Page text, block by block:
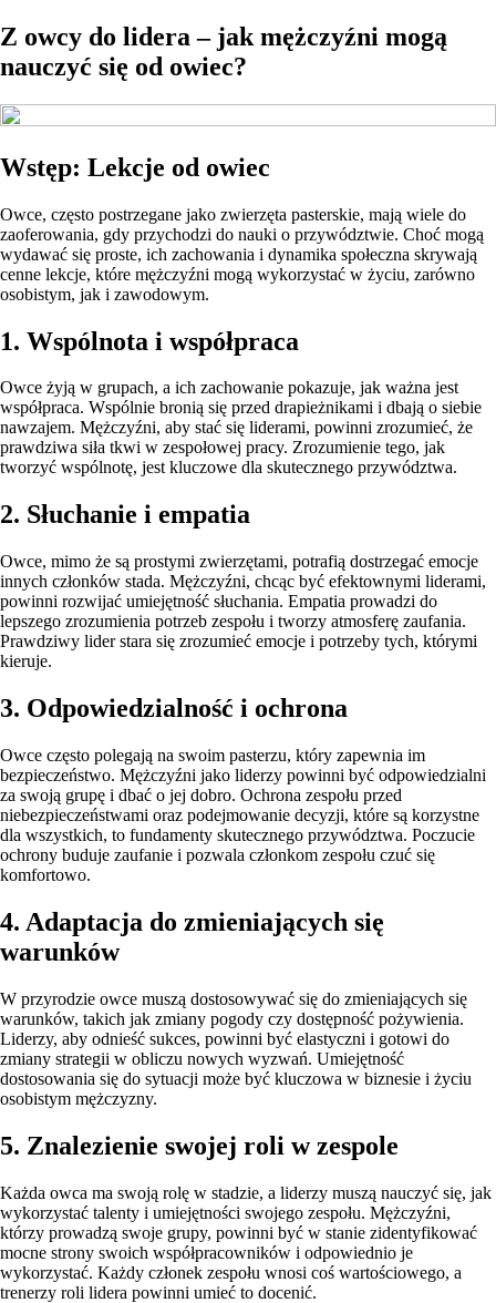
Z owcy do lidera – jak mężczyźni mogą
nauczyć się od owiec?
Wstęp: Lekcje od owiec
Owce, często postrzegane jako zwierzęta pasterskie, mają wiele do
zaoferowania, gdy przychodzi do nauki o przywództwie. Choć mogą
wydawać się proste, ich zachowania i dynamika społeczna skrywają
cenne lekcje, które mężczyźni mogą wykorzystać w życiu, zarówno
osobistym, jak i zawodowym.
1. Wspólnota i współpraca
Owce żyją w grupach, a ich zachowanie pokazuje, jak ważna jest
współpraca. Wspólnie bronią się przed drapieżnikami i dbają o siebie
nawzajem. Mężczyźni, aby stać się liderami, powinni zrozumieć, że
prawdziwa siła tkwi w zespołowej pracy. Zrozumienie tego, jak
tworzyć wspólnotę, jest kluczowe dla skutecznego przywództwa.
2. Słuchanie i empatia
Owce, mimo że są prostymi zwierzętami, potrafią dostrzegać emocje
innych członków stada. Mężczyźni, chcąc być efektownymi liderami,
powinni rozwijać umiejętność słuchania. Empatia prowadzi do
lepszego zrozumienia potrzeb zespołu i tworzy atmosferę zaufania.
Prawdziwy lider stara się zrozumieć emocje i potrzeby tych, którymi
kieruje.
3. Odpowiedzialność i ochrona
Owce często polegają na swoim pasterzu, który zapewnia im
bezpieczeństwo. Mężczyźni jako liderzy powinni być odpowiedzialni
za swoją grupę i dbać o jej dobro. Ochrona zespołu przed
niebezpieczeństwami oraz podejmowanie decyzji, które są korzystne
dla wszystkich, to fundamenty skutecznego przywództwa. Poczucie
ochrony buduje zaufanie i pozwala członkom zespołu czuć się
komfortowo.
4. Adaptacja do zmieniających się
warunków
W przyrodzie owce muszą dostosowywać się do zmieniających się
warunków, takich jak zmiany pogody czy dostępność pożywienia.
Liderzy, aby odnieść sukces, powinni być elastyczni i gotowi do
zmiany strategii w obliczu nowych wyzwań. Umiejętność
dostosowania się do sytuacji może być kluczowa w biznesie i życiu
osobistym mężczyzny.
5. Znalezienie swojej roli w zespole
Każda owca ma swoją rolę w stadzie, a liderzy muszą nauczyć się, jak
wykorzystać talenty i umiejętności swojego zespołu. Mężczyźni,
którzy prowadzą swoje grupy, powinni być w stanie zidentyfikować
mocne strony swoich współpracowników i odpowiednio je
wykorzystać. Każdy członek zespołu wnosi coś wartościowego, a
trenerzy roli lidera powinni umieć to docenić.